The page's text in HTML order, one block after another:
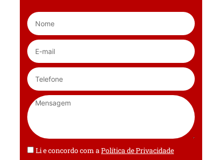
Li e concordo com aPolítica de Privacidade